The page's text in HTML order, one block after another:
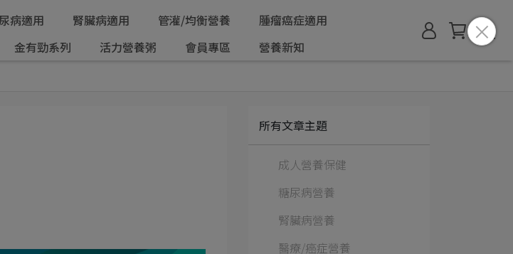
病適用 腎臟病適用 管灌/均衡營養
腫瘤癌症適用
金有勁系列 活力營養粥 會員專區 營養新知
所有文章主題
成人營養保健
糖尿病營養
腎臟病營養
醫療/癌症營養